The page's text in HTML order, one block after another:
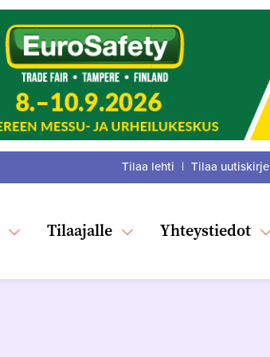
Tilaajalle Yhteystiedot
Tilaa lehti | Tilaa uutiskirje
:Facebook
Twitter